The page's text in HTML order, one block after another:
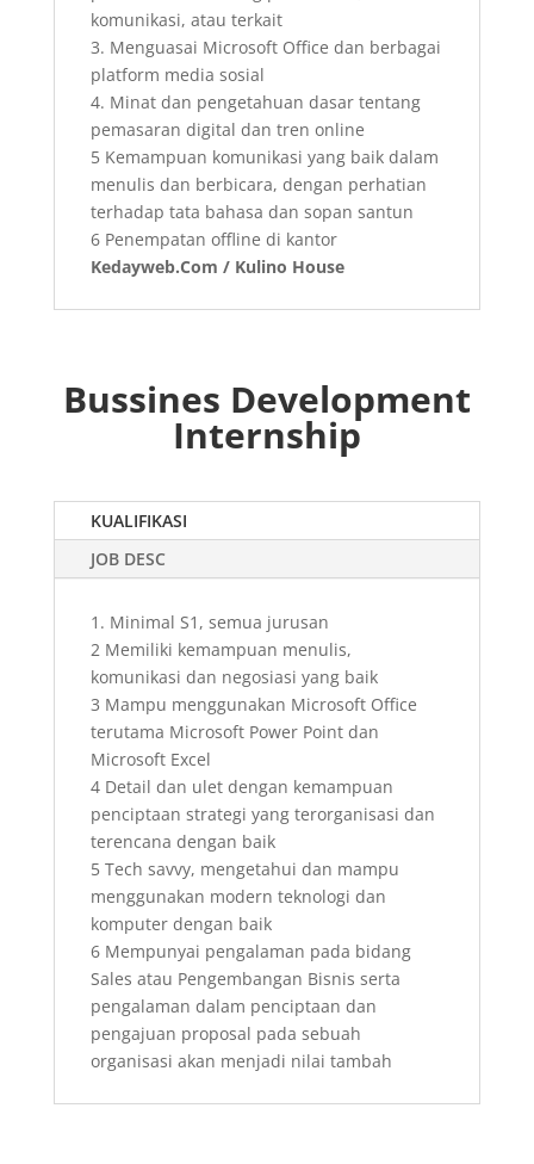
komunikasi, atau terkait
3. Menguasai Microsoft Office dan berbagai
platform media sosial
4. Minat dan pengetahuan dasar tentang
pemasaran digital dan tren online
5 Kemampuan komunikasi yang baik dalam
menulis dan berbicara, dengan perhatian
terhadap tata bahasa dan sopan santun
6 Penempatan offline di kantor
Kedayweb.Com / Kulino House
Bussines Development
Internship
KUALIFIKASI
JOB DESC
1. Minimal S1, semua jurusan
2 Memiliki kemampuan menulis,
komunikasi dan negosiasi yang baik
3 Mampu menggunakan Microsoft Office
terutama Microsoft Power Point dan
Microsoft Excel
4 Detail dan ulet dengan kemampuan
penciptaan strategi yang terorganisasi dan
terencana dengan baik
5 Tech savvy, mengetahui dan mampu
menggunakan modern teknologi dan
komputer dengan baik
6 Mempunyai pengalaman pada bidang
Sales atau Pengembangan Bisnis serta
pengalaman dalam penciptaan dan
pengajuan proposal pada sebuah
organisasi akan menjadi nilai tambah